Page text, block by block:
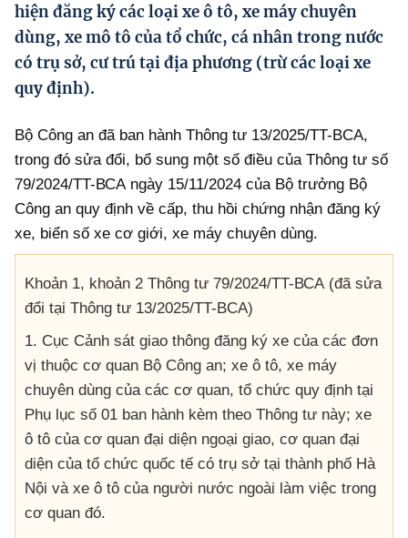
Ocop và chuỗi giá trị Nông sản
Kinh tế tư nhân
Doanh nghiệp dân tộc
Khác
Video
Photo
hiện đăng ký các loại xe ô tô, xe máy chuyên
dùng, xe mô tô của tổ chức, cá nhân trong nước
có trụ sở, cư trú tại địa phương (trừ các loại xe
quy định).
Bộ Công an đã ban hành Thông tư 13/2025/TT-BCA,
trong đó sửa đổi, bổ sung một số điều của Thông tư số
79/2024/TT-ВСА ngày 15/11/2024 của Bộ trưởng Bộ
Công an quy định về cấp, thu hồi chứng nhận đăng ký
xe, biển số xe cơ giới, xe máy chuyên dùng.
Khoản 1, khoản 2 Thông tư 79/2024/TT-ВСА (đã sửa
đổi tại Thông tư 13/2025/TT-BCA)
1. Cục Cảnh sát giao thông đăng ký xe của các đơn
vị thuộc cơ quan Bộ Công an; xe ô tô, xe máy
chuyên dùng của các cơ quan, tổ chức quy định tại
Phụ lục số 01 ban hành kèm theo Thông tư này; xe
ô tô của cơ quan đại diện ngoại giao, cơ quan đại
diện của tổ chức quốc tế có trụ sở tại thành phố Hà
Nội và xe ô tô của người nước ngoài làm việc trong
cơ quan đó.